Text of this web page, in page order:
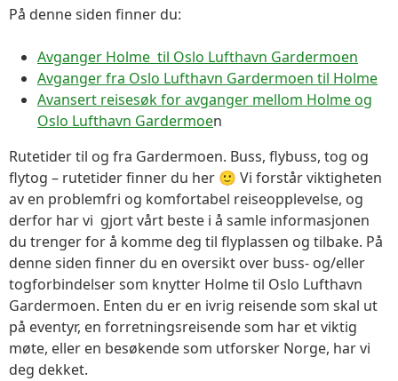
På denne siden finner du:
Avganger Holme til Oslo Lufthavn Gardermoen
Avganger fra Oslo Lufthavn Gardermoen til Holme
Avansert reisesøk for avganger mellom Holme og
Oslo Lufthavn Gardermoen
Rutetider til og fra Gardermoen. Buss, flybuss, tog og
flytog – rutetider finner du her 🙂 Vi forstår viktigheten
av en problemfri og komfortabel reiseopplevelse, og
derfor har vi gjort vårt beste i å samle informasjonen
du trenger for å komme deg til flyplassen og tilbake. På
denne siden finner du en oversikt over buss- og/eller
togforbindelser som knytter Holme til Oslo Lufthavn
Gardermoen. Enten du er en ivrig reisende som skal ut
på eventyr, en forretningsreisende som har et viktig
møte, eller en besøkende som utforsker Norge, har vi
deg dekket.